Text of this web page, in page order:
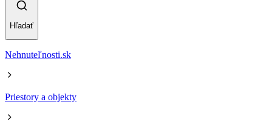
Hľadať
Nehnuteľnosti.sk
Priestory a objekty